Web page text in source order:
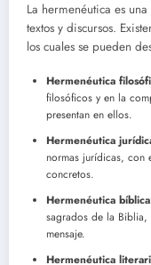
La hermenéutica es
textos y discursos.
los cuales se pueden
Hermenéutica
filosóficos y en la
presentan en ellos.
Hermenéutica
normas jurídicas, con
concretos.
Hermenéutica
sagrados de la
mensaje.
Hermenéutica